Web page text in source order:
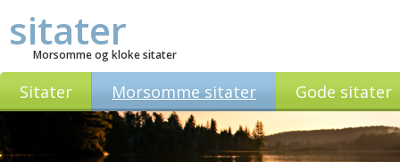
sitater
Morsomme og kloke sitater
Sitater Morsomme sitater Gode sitater